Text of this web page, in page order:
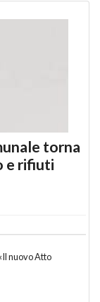
torna
e rifiuti